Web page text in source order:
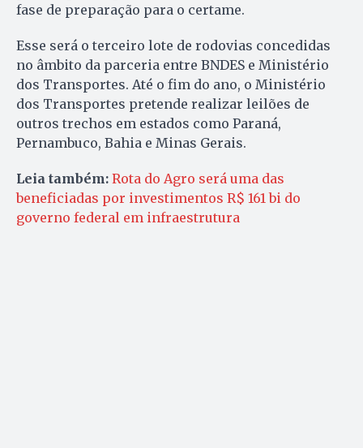
fase de preparação para o certame.
Esse será o terceiro lote de rodovias concedidas
no âmbito da parceria entre BNDES e Ministério
dos Transportes. Até o fim do ano, o Ministério
dos Transportes pretende realizar leilões de
outros trechos em estados como Paraná,
Pernambuco, Bahia e Minas Gerais.
Leia também: Rota do Agro será uma das
beneficiadas por investimentos R$ 161 bi do
governo federal em infraestrutura